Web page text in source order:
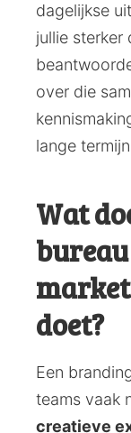
dagelijkse
jullie sterker
over die
lange
Wat
doet?
Een
teams vaak
creatieve